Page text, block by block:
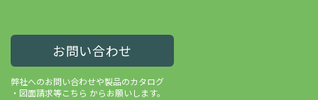
お問い合わせ
弊社へのお問い合わせや製品のカタログ
・図面請求等こちら からお願いします。